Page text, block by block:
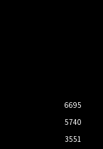
6695
5740
3551